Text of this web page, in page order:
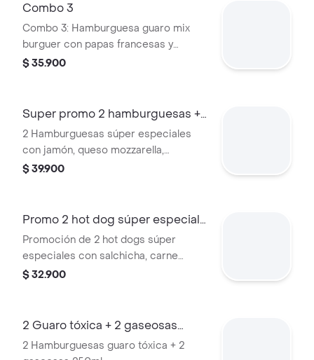
Combo 3
Combo 3: Hamburguesa guaro mix
burguer con papas francesas y
gaseosa 250ml.
$ 35.900
Super promo 2 hamburguesas +
2 gaseosas
2 Hamburguesas súper especiales
con jamón, queso mozzarella,
$ 39.900
Promo 2 hot dog súper especial
+ 2 gaseo
Promoción de 2 hot dogs súper
especiales con salchicha, carne
molida, queso rallado y 2 gaseosas de
$ 32.900
2 Guaro tóxica + 2 gaseosas
250ml
2 Hamburguesas guaro tóxica + 2